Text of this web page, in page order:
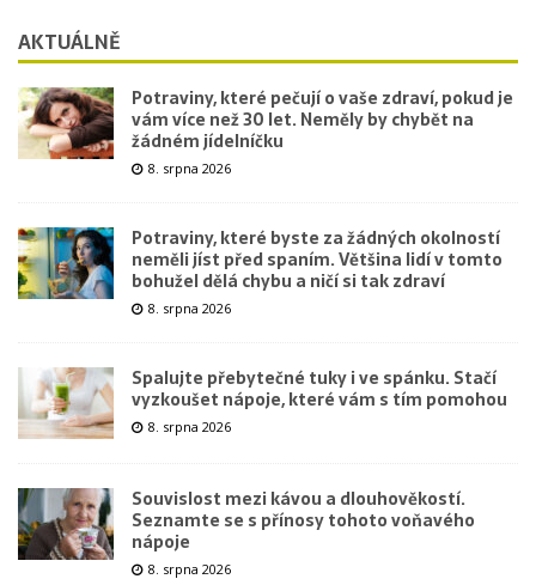
AKTUÁLNĚ
Potraviny, které pečují o vaše zdraví, pokud je
vám více než 30 let. Neměly by chybět na
žádném jídelníčku
8. srpna 2026
Potraviny, které byste za žádných okolností
neměli jíst před spaním. Většina lidí v tomto
bohužel dělá chybu a ničí si tak zdraví
8. srpna 2026
Spalujte přebytečné tuky i ve spánku. Stačí
vyzkoušet nápoje, které vám s tím pomohou
8. srpna 2026
Souvislost mezi kávou a dlouhověkostí.
Seznamte se s přínosy tohoto voňavého
nápoje
8. srpna 2026